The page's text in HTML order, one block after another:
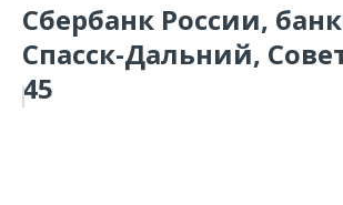
Сбербанк России,
Спасск-Дальний,
45